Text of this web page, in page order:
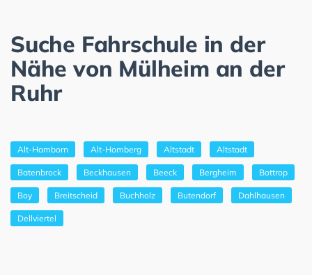
Suche Fahrschule in der
Nähe von Mülheim an der
Ruhr
Alt-Hamborn Alt-Homberg Altstadt Altstadt
Batenbrock Beckhausen Beeck Bergheim Bottrop
Boy Breitscheid Buchholz Butendorf Dahlhausen
Dellviertel